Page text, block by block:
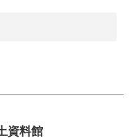
資料館